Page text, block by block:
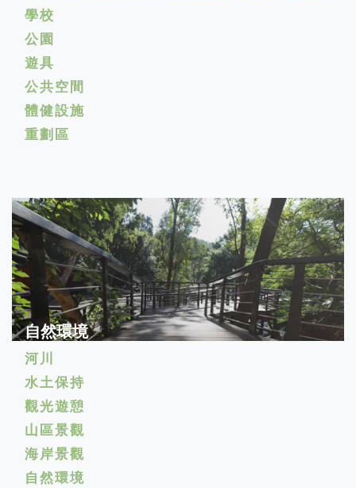
學校
公園
遊具
公共空間
體健設施
重劃區
自然環境
河川
水土保持
觀光遊憩
山區景觀
海岸景觀
自然環境